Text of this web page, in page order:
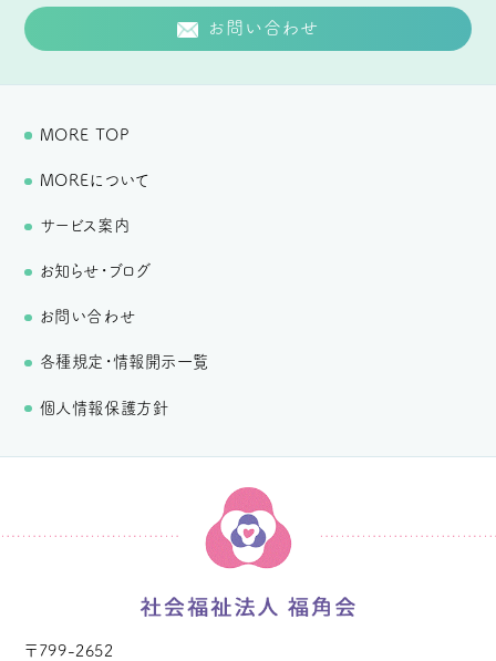
お問い合わせ
MORE TOP
MOREについて
サービス案内
お知らせ・ブログ
お問い合わせ
各種規定・情報開示一覧
個人情報保護方針
〒799-2652